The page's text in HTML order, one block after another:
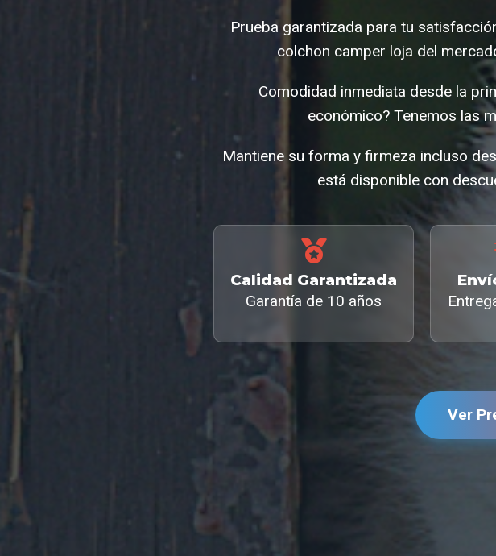
Prueba garantizada para tu
colchon camper loja del
Comodidad inmediata desde la
económico? Tenemos las
Mantiene su forma y firmeza incluso
está disponible con
Calidad Garantizada
Garantía de 10 años
Ver